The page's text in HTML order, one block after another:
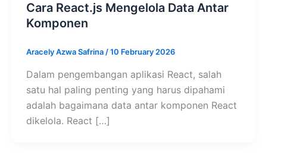
Cara React.js Mengelola Data Antar
Komponen
Aracely Azwa Safrina/10 February 2026
Dalam pengembangan aplikasi React, salah
satu hal paling penting yang harus dipahami
adalah bagaimana data antar komponen React
dikelola. React […]